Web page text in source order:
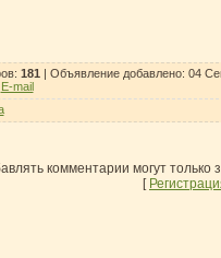
: 181 | Объявление добавлено: 04
E-mail
комментарии могут только
[